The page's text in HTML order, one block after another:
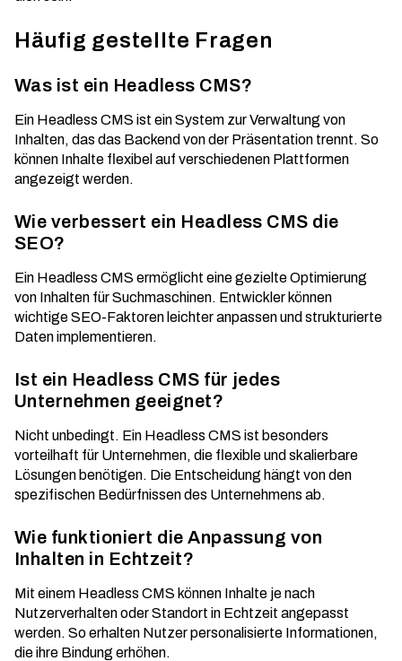
Häufig gestellte Fragen
Was ist ein Headless CMS?
Ein Headless CMS ist ein System zur Verwaltung von
Inhalten, das das Backend von der Präsentation trennt. So
können Inhalte flexibel auf verschiedenen Plattformen
angezeigt werden.
Wie verbessert ein Headless CMS die
SEO?
Ein Headless CMS ermöglicht eine gezielte Optimierung
von Inhalten für Suchmaschinen. Entwickler können
wichtige SEO-Faktoren leichter anpassen und strukturierte
Daten implementieren.
Ist ein Headless CMS für jedes
Unternehmen geeignet?
Nicht unbedingt. Ein Headless CMS ist besonders
vorteilhaft für Unternehmen, die flexible und skalierbare
Lösungen benötigen. Die Entscheidung hängt von den
spezifischen Bedürfnissen des Unternehmens ab.
Wie funktioniert die Anpassung von
Inhalten in Echtzeit?
Mit einem Headless CMS können Inhalte je nach
Nutzerverhalten oder Standort in Echtzeit angepasst
werden. So erhalten Nutzer personalisierte Informationen,
die ihre Bindung erhöhen.